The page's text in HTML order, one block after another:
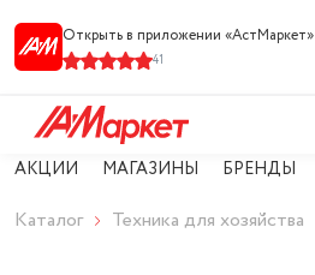
Открыть в приложении «АстМарке‪т‬»
41
АКЦИИ МАГАЗИНЫ БРЕНДЫ
Каталог Техника для хозяйства